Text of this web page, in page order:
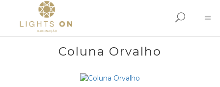
Coluna Orvalho